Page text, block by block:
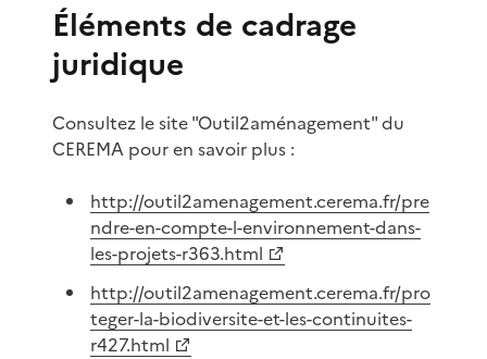
Éléments de cadrage
juridique
Consultez le site "Outil2aménagement" du
CEREMA pour en savoir plus :
http://outil2amenagement.cerema.fr/pre
ndre-en-compte-l-environnement-dans-
les-projets-r363.html
http://outil2amenagement.cerema.fr/pro
teger-la-biodiversite-et-les-continuites-
r427.html